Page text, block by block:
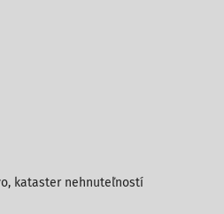
kataster nehnuteľností